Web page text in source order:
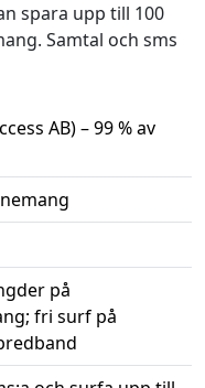
spara upp till 100
Samtal och sms
AB) – 99 % av
på
fri surf på